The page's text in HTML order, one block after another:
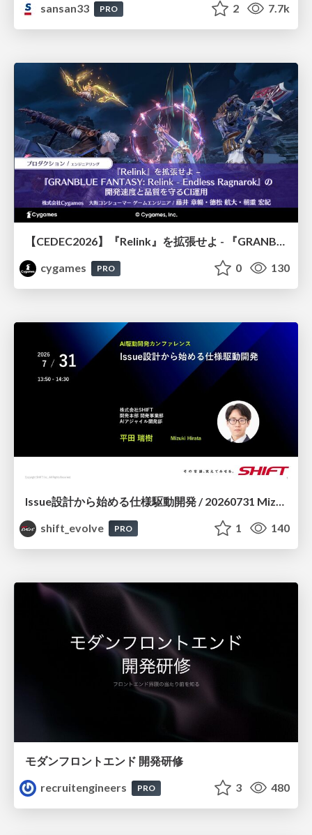
sansan33
PRO 2 7.7k
【CEDEC2026】『Relink』を拡張せよ - 『GRANBLUE FANTASY: Relink - Endless Ragnarok』の開発速度と品質を守るCI運用
cygames
PRO 0 130
shift_evolve
PRO 1 140
モダンフロントエンド 開発研修
recruitengineers
PRO 3 480